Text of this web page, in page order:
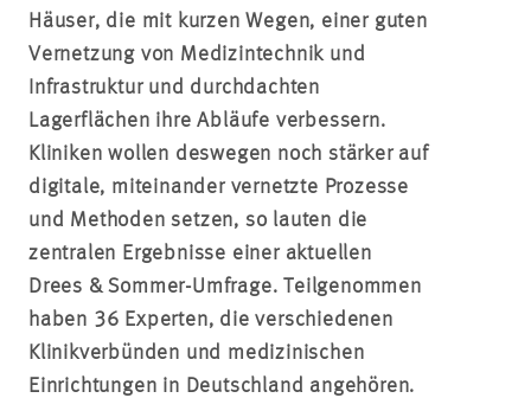
Häuser, die mit kurzen Wegen, einer guten
Vernetzung von Medizintechnik und
Infrastruktur und durchdachten
Lagerflächen ihre Abläufe verbessern.
Kliniken wollen deswegen noch stärker auf
digitale, miteinander vernetzte Prozesse
und Methoden setzen, so lauten die
zentralen Ergebnisse einer aktuellen
Drees & Sommer-Umfrage. Teilgenommen
haben 36 Experten, die verschiedenen
Klinikverbünden und medizinischen
Einrichtungen in Deutschland angehören.